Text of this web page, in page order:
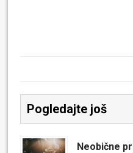
Pogledajte još
Neobične